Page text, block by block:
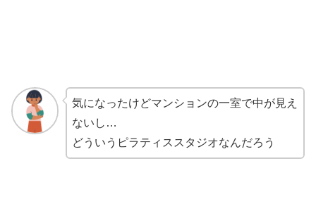
気になったけどマンションの一室で中が見え
ないし…
どういうピラティススタジオなんだろう